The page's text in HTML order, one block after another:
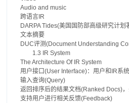
Audio and music
跨语言IR
DARPA Tides(美国国防部高级研究计
文本摘要
DUC评测(Document Understanding
1.3 IR System
The Architecture Of IR System
用户接口(User Interface)：用户和IR系
输入查询(Query)
返回排序后的结果文档(Ranked Docs)
支持用户进行相关反馈(Feedback)